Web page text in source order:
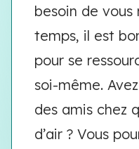
besoin de vous
temps, il est
pour se
soi-même.
des amis chez
d’air ? Vous